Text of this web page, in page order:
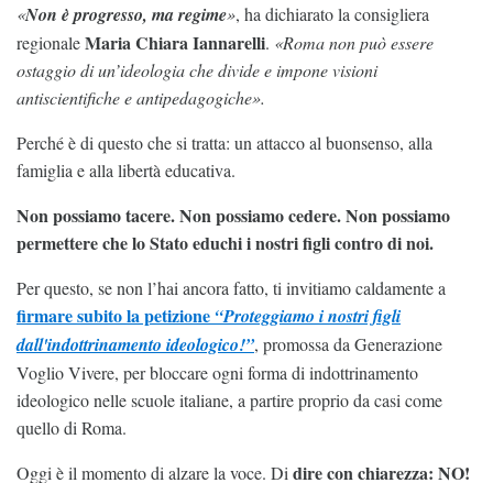
«Non è progresso, ma regime», ha dichiarato la consigliera
regionaleMaria Chiara Iannarelli. «Roma non può essere
ostaggio di un’ideologia che divide e impone visioni
antiscientifiche e antipedagogiche».
Perché è di questo che si tratta: un attacco al buonsenso, alla
famiglia e alla libertà educativa.
Non possiamo tacere. Non possiamo cedere. Non possiamo
permettere che lo Stato educhi i nostri figli contro di noi.
Per questo, se non l’hai ancora fatto, ti invitiamo caldamente a
firmare subito la petizione “Proteggiamo i nostri figli
dall'indottrinamento ideologico!”, promossa da Generazione
Voglio Vivere, per bloccare ogni forma di indottrinamento
ideologico nelle scuole italiane, a partire proprio da casi come
quello di Roma.
Oggi è il momento di alzare la voce. Di dire con chiarezza: NO!